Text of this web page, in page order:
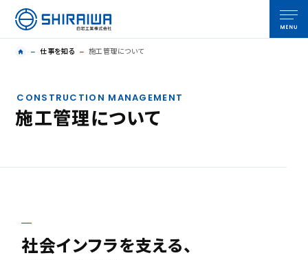
仕事を知る 施工管理について
CONSTRUCTION MANAGEMENT
施工管理について
社会インフラを支える、